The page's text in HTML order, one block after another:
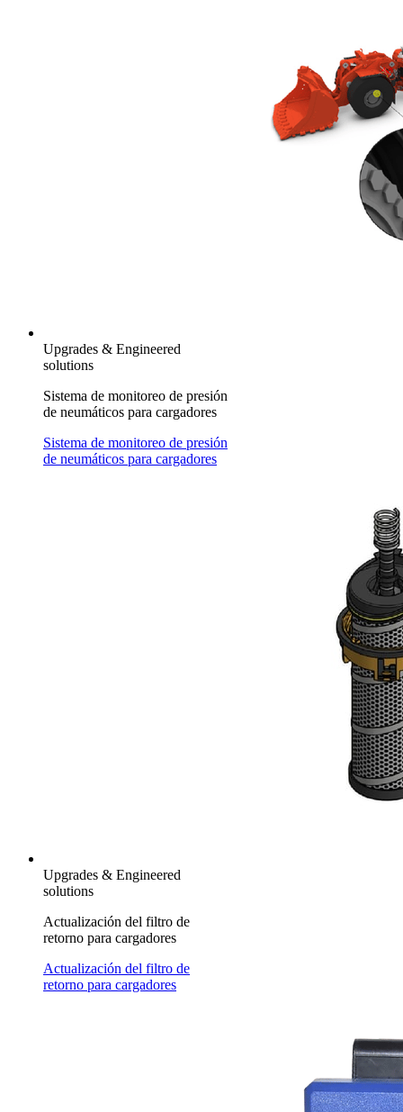
Upgrades & Engineered
solutions
Sistema de monitoreo de presión
de neumáticos para cargadores
Sistema de monitoreo de presión
de neumáticos para cargadores
Upgrades & Engineered
solutions
Actualización del filtro de
retorno para cargadores
Actualización del filtro de
retorno para cargadores